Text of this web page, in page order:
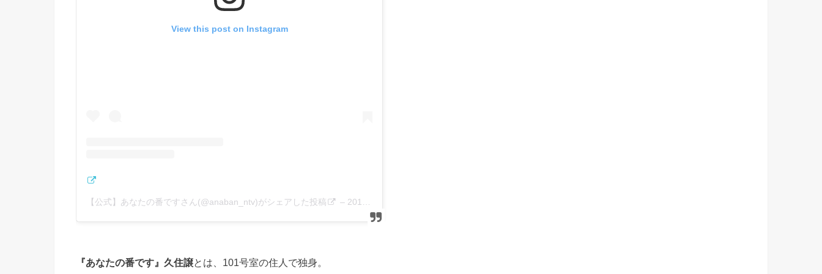
View this post on Instagram
【公式】あなたの番ですさん(@anaban_ntv)がシェアした投稿 – 2019年 3月月13日午前2時00分PDT
『あなたの番です』久住譲とは、101号室の住人で独身。